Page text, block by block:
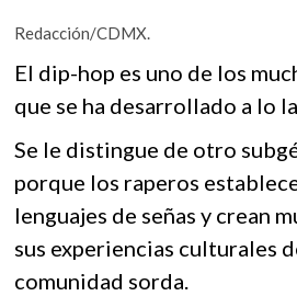
ac
e
b
o
o
k
w
itt
er
h
at
s
A
p
p
Redacción/CDMX.
El dip-hop es uno de los
que se ha desarrollado a lo
Se le distingue de otro
porque los raperos
lenguajes de señas y crean
sus experiencias culturales
comunidad sorda.